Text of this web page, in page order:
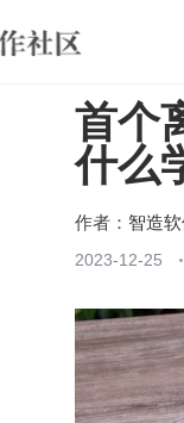
开源
团队
首个
什么
作者： 智造
2023-12-25